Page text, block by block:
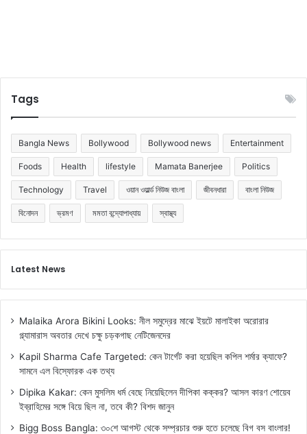
Tags
Bangla News Bollywood Bollywood news Entertainment
Foods Health lifestyle Mamata Banerjee Politics
Technology Travel ওয়ান ওয়ার্ল্ড নিউজ বাংলা জীবনধারা বাংলা নিউজ
বিনোদন ভ্রমণ মমতা বন্দ্যোপাধ্যায় স্বাস্থ্য
Latest News
Malaika Arora Bikini Looks: নীল সমুদ্রের মাঝে ইয়টে মালাইকা অরোরার
গ্ল্যামারাস অবতার দেখে চক্ষু চড়কগাছ নেটিজেনদের
Kapil Sharma Cafe Targeted: কেন টার্গেট করা হয়েছিল কপিল শর্মার ক্যাফে?
সামনে এল বিস্ফোরক এক তথ্য
Dipika Kakar: কেন মুসলিম ধর্ম বেছে নিয়েছিলেন দীপিকা কক্কর? আসল কারণ শোয়েব
ইব্রাহিমের সঙ্গে বিয়ে ছিল না, তবে কী? বিশদ জানুন
Bigg Boss Bangla: ৩০শে আগস্ট থেকে সম্প্রচার শুরু হতে চলেছে বিগ বস বাংলার!